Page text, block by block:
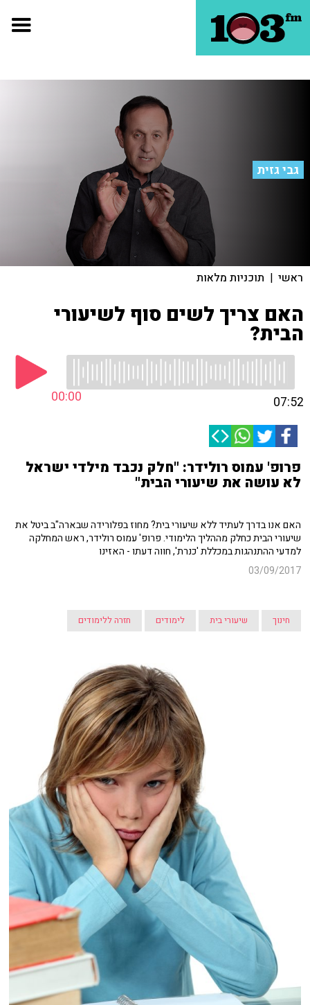
גבי גזית
ראשי | תוכניות מלאות
האם צריך לשים סוף לשיעורי
הבית?
00:00 07:52
פרופ' עמוס רולידר: "חלק נכבד מילדי ישראל
לא עושה את שיעורי הבית"
האם אנו בדרך לעתיד ללא שיעורי בית? מחוז בפלורידה שבארה"ב ביטל את
שיעורי הבית כחלק מההליך הלימודי. פרופ' עמוס רולידר, ראש המחלקה
למדעי ההתנהגות במכללת 'כנרת', חווה דעתו - האזינו
03/09/2017
חינוך שיעורי בית לימודים חזרה ללימודים